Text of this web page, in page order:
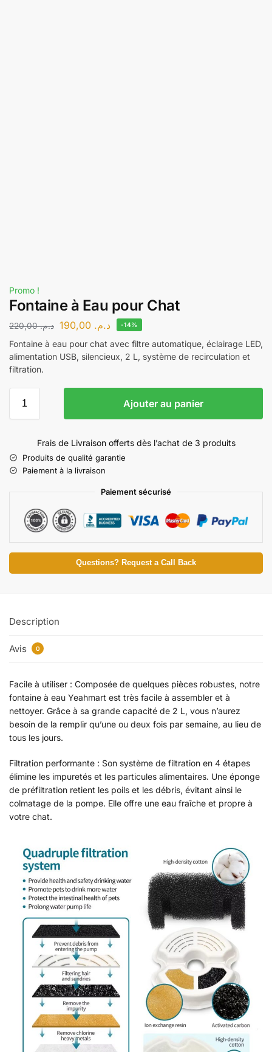
Promo !
Fontaine à Eau pour Chat
د.م.220,00 د.م. -14%
Fontaine à eau pour chat avec filtre automatique, éclairage LED,
alimentation USB, silencieux, 2 L, système de recirculation et
filtration.
Ajouter au panier
Frais de Livraison offerts dès l’achat de 3 produits
Produits de qualité garantie
Paiement à la livraison
Paiement sécurisé
Questions? Request a Call Back
Description
Avis 0
Facile à utiliser : Composée de quelques pièces robustes, notre
fontaine à eau Yeahmart est très facile à assembler et à
nettoyer. Grâce à sa grande capacité de 2 L, vous n’aurez
besoin de la remplir qu’une ou deux fois par semaine, au lieu de
tous les jours.
Filtration performante : Son système de filtration en 4 étapes
élimine les impuretés et les particules alimentaires. Une éponge
de préfiltration retient les poils et les débris, évitant ainsi le
colmatage de la pompe. Elle offre une eau fraîche et propre à
votre chat.